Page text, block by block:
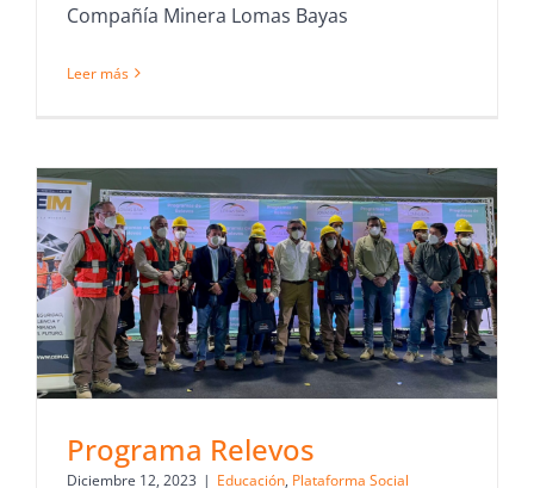
Compañía Minera Lomas Bayas
Leer más
Programa Relevos
Diciembre 12, 2023 | Educación, Plataforma Social